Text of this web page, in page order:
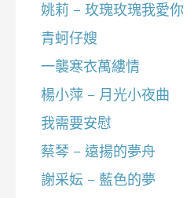
姚莉 – 玫瑰玫瑰我愛你
青蚵仔嫂
一襲寒衣萬縷情
楊小萍 – 月光小夜曲
我需要安慰
蔡琴 – 遠揚的夢舟
謝采妘 – 藍色的夢